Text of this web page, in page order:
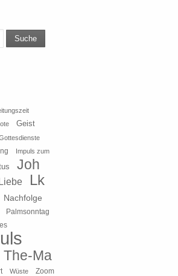
Suche
Geist
Impuls zum
Joh
Liebe Lk
Nachfolge
Palmsonntag
The-Ma
Wüste Zoom